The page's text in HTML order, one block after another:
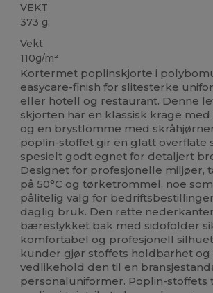
VEKT
373 g.
Vekt
110g/m²
Kortermet poplinskjorte i
easycare-finish for slitesterke
eller hotell og restaurant. Denne
skjorten har en klassisk krage
og en brystlomme med
poplin-stoffet gir en glatt overflate
spesielt godt egnet for detaljert
Designet for profesjonelle miljøer,
på 50°C og tørketrommel, noe
pålitelig valg for
daglig bruk. Den rette
bærestykket bak med sidofolder
komfortabel og profesjonell
kunder gjør stoffets holdbarhet og
vedlikehold den til en
personaluniformer. Poplin-stoffets